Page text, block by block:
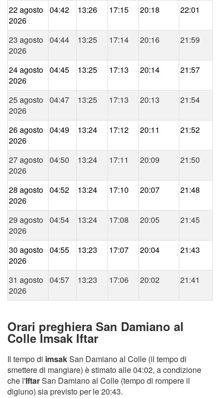
22 agosto
2026
04:42 13:26 17:15 20:18 22:01
23 agosto
2026
04:44 13:25 17:14 20:16 21:59
24 agosto
2026
04:45 13:25 17:13 20:14 21:57
25 agosto
2026
04:47 13:25 17:13 20:13 21:54
26 agosto
2026
04:49 13:24 17:12 20:11 21:52
27 agosto
2026
04:50 13:24 17:11 20:09 21:50
28 agosto
2026
04:52 13:24 17:10 20:07 21:48
29 agosto
2026
04:54 13:24 17:08 20:05 21:45
30 agosto
2026
04:55 13:23 17:07 20:04 21:43
31 agosto
2026
04:57 13:23 17:06 20:02 21:41
Orari preghiera San Damiano al
Colle Imsak Iftar
Il tempo di imsakSan Damiano al Colle (il tempo di
smettere di mangiare) è stimato alle 04:02, a condizione
che l'IftarSan Damiano al Colle (tempo di rompere il
digiuno) sia previsto per le 20:43.